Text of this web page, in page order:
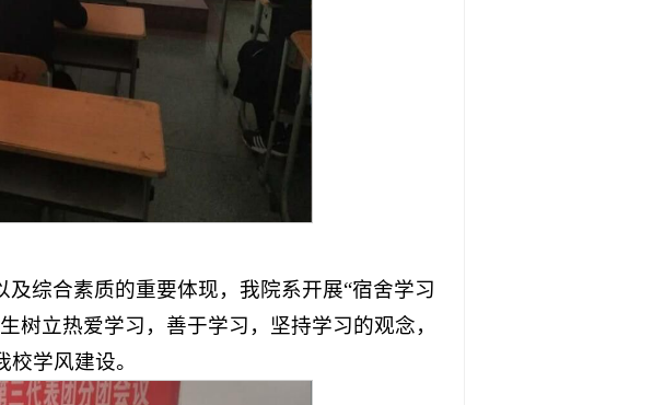
综合素质的重要体现，我院系开展“宿舍学习
树立热爱学习，善于学习，坚持学习的观念，
学风建设。